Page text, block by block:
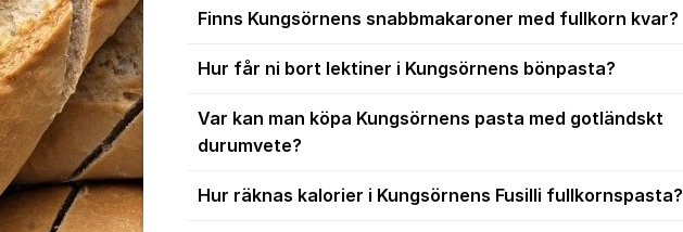
Finns Kungsörnens snabbmakaroner med fullkorn kvar?
Hur får ni bort lektiner i Kungsörnens bönpasta?
Var kan man köpa Kungsörnens pasta med gotländskt
durumvete?
Hur räknas kalorier i Kungsörnens Fusilli fullkornspasta?